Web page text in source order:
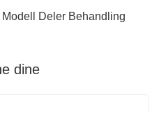
Deler Behandling
dine